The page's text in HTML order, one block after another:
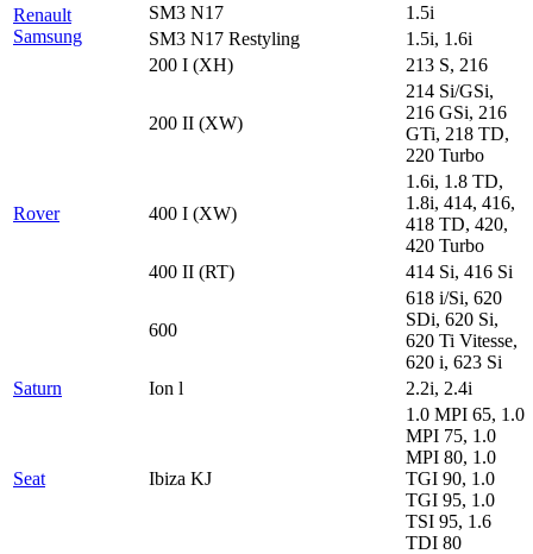
Renault
Samsung
SM3 N17
1.5i
SM3 N17 Restyling
1.5i, 1.6i
Rover
200 I (XH) 213 S, 216
200 II (XW)
214 Si/GSi,
216 GSi, 216
GTi, 218 TD,
220 Turbo
400 I (XW)
1.6i, 1.8 TD,
1.8i, 414, 416,
418 TD, 420,
420 Turbo
400 II (RT)
414 Si, 416 Si
600
618 i/Si, 620
SDi, 620 Si,
620 Ti Vitesse,
620 i, 623 Si
Saturn
Ion l 2.2i, 2.4i
Seat Ibiza KJ
1.0 MPI 65, 1.0
MPI 75, 1.0
MPI 80, 1.0
TGI 90, 1.0
TGI 95, 1.0
TSI 95, 1.6
TDI 80